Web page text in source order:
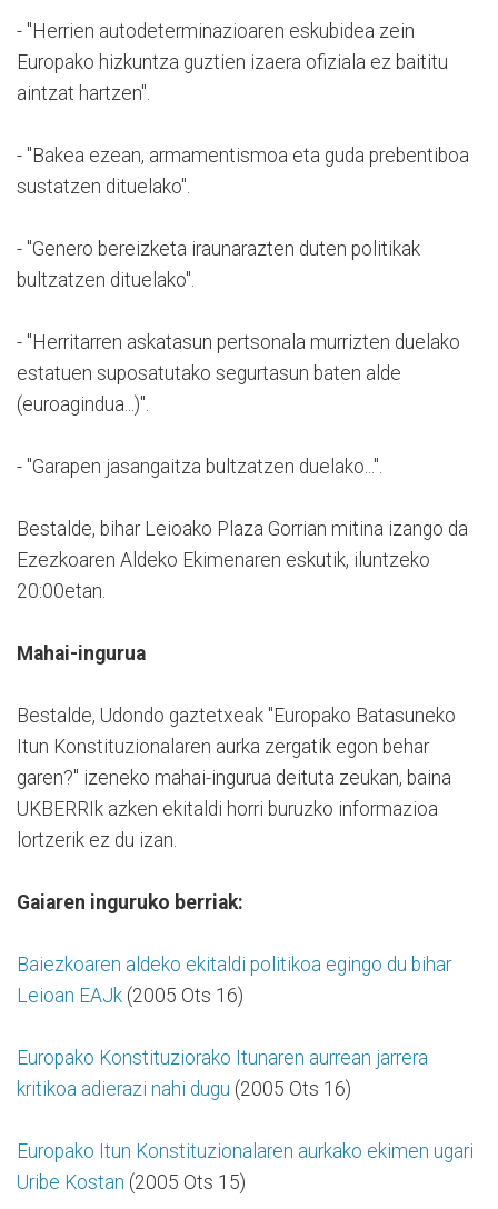
- "Herrien autodeterminazioaren eskubidea zein
Europako hizkuntza guztien izaera ofiziala ez baititu
aintzat hartzen".
- "Bakea ezean, armamentismoa eta guda prebentiboa
sustatzen dituelako".
- "Genero bereizketa iraunarazten duten politikak
bultzatzen dituelako".
- "Herritarren askatasun pertsonala murrizten duelako
estatuen suposatutako segurtasun baten alde
(euroagindua...)".
- "Garapen jasangaitza bultzatzen duelako...".
Bestalde, bihar Leioako Plaza Gorrian mitina izango da
Ezezkoaren Aldeko Ekimenaren eskutik, iluntzeko
20:00etan.
Mahai-ingurua
Bestalde, Udondo gaztetxeak "Europako Batasuneko
Itun Konstituzionalaren aurka zergatik egon behar
garen?" izeneko mahai-ingurua deituta zeukan, baina
UKBERRIk azken ekitaldi horri buruzko informazioa
lortzerik ez du izan.
Gaiaren inguruko berriak:
Baiezkoaren aldeko ekitaldi politikoa egingo du bihar
Leioan EAJk (2005 Ots 16)
Europako Konstituziorako Itunaren aurrean jarrera
kritikoa adierazi nahi dugu (2005 Ots 16)
Europako Itun Konstituzionalaren aurkako ekimen ugari
Uribe Kostan (2005 Ots 15)